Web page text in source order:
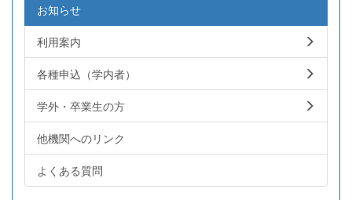
お知らせ
利用案内
各種申込（学内者）
学外・卒業生の方
他機関へのリンク
よくある質問